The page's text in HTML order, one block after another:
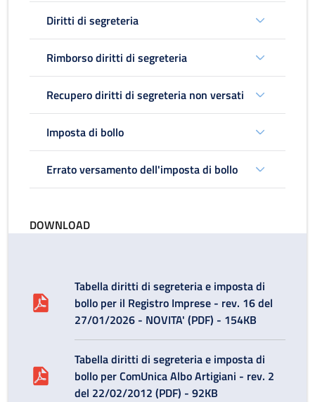
Diritti di segreteria
Rimborso diritti di segreteria
Recupero diritti di segreteria non versati
Imposta di bollo
Errato versamento dell'imposta di bollo
DOWNLOAD
Tabella diritti di segreteria e imposta di
bollo per il Registro Imprese - rev. 16 del
27/01/2026 - NOVITA' (PDF) - 154KB
Tabella diritti di segreteria e imposta di
bollo per ComUnica Albo Artigiani - rev. 2
del 22/02/2012 (PDF) - 92KB